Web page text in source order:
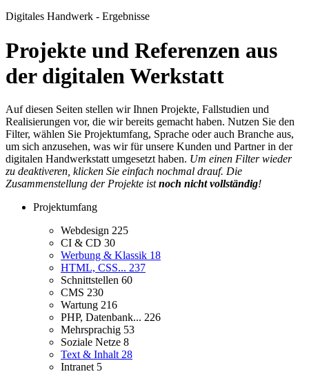
Digitales Handwerk - Ergebnisse
Projekte und Referenzen aus
der digitalen Werkstatt
Auf diesen Seiten stellen wir Ihnen Projekte, Fallstudien und
Realisierungen vor, die wir bereits gemacht haben. Nutzen Sie den
Filter, wählen Sie Projektumfang, Sprache oder auch Branche aus,
um sich anzusehen, was wir für unsere Kunden und Partner in der
digitalen Handwerkstatt umgesetzt haben. Um einen Filter wieder
zu deaktiveren, klicken Sie einfach nochmal drauf. Die
Zusammenstellung der Projekte istnoch nicht vollständig!
Projektumfang
Webdesign 225
CI & CD 30
Werbung & Klassik 18
HTML, CSS... 237
Schnittstellen 60
CMS 230
Wartung 216
PHP, Datenbank... 226
Mehrsprachig 53
Soziale Netze 8
Text & Inhalt 28
Intranet 5